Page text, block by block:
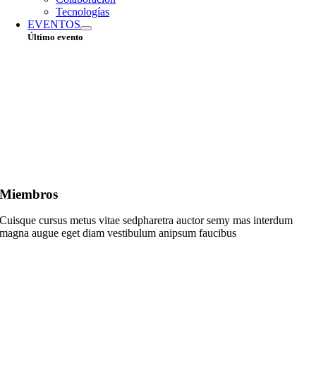
Tecnologías
EVENTOS
Último evento
Miembros
Cuisque cursus metus vitae sedpharetra auctor semy mas interdum
magna augue eget diam vestibulum anipsum faucibus